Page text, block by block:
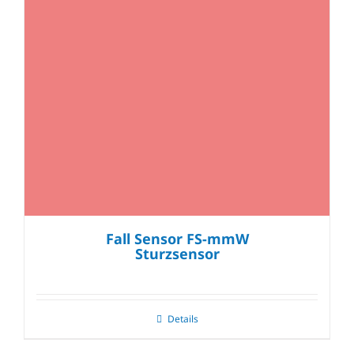
Fall Sensor FS-mmW
Sturzsensor
Details